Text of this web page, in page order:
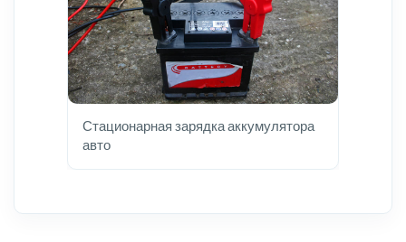
Стационарная зарядка аккумулятора
авто